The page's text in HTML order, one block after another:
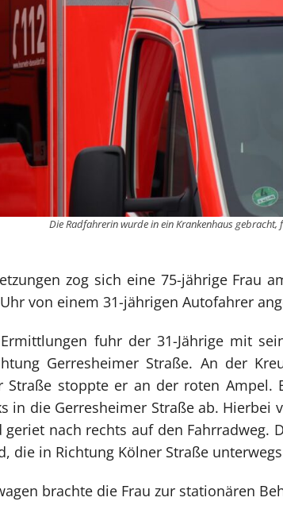
Die Radfahrerin wurde in ein Krankenhaus
zog sich eine 75-jährige Frau
von einem 31-jährigen Autofahrer
fuhr der 31-Jährige mit
Gerresheimer Straße. An der
Straße stoppte er an der roten Ampel.
in die Gerresheimer Straße ab. Hierbei
geriet nach rechts auf den Fahrradweg.
die in Richtung Kölner Straße
brachte die Frau zur stationären